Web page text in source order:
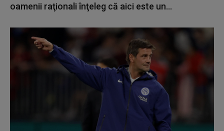
oamenii raţionali înţeleg că aici este un...